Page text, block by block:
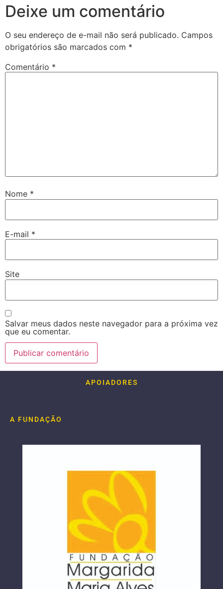
Deixe um comentário
O seu endereço de e-mail não será publicado. Campos
obrigatórios são marcados com *
Comentário *
Nome *
E-mail *
Site
Salvar meus dados neste navegador para a próxima vez
que eu comentar.
APOIADORES
A FUNDAÇÃO